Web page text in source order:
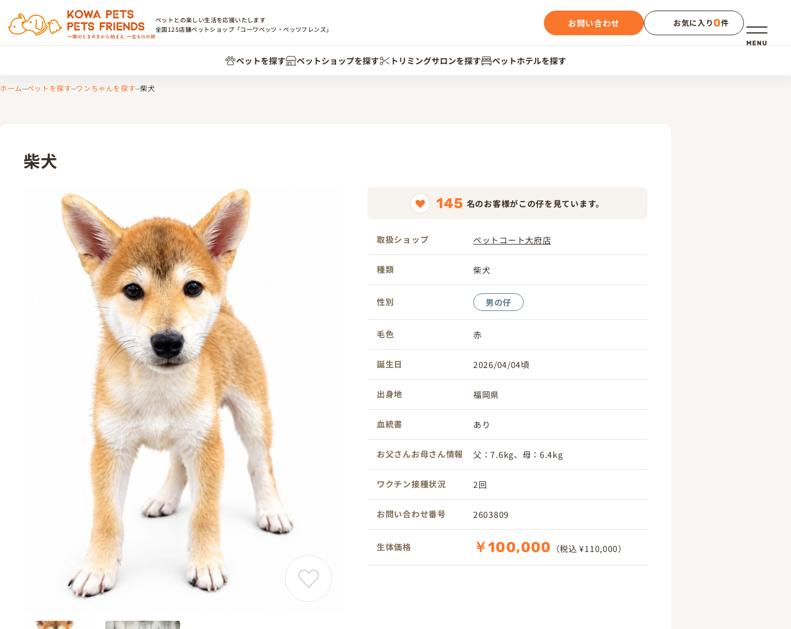
メニュー
MENU
ペットとの楽しい生活を応援いたします
全国125店舗ペットショップ「コーワペッツ・ペッツフレンズ」
お問い合わせ お気に入り0件
ペットを探す ペットショップを探す トリミングサロンを探す ペットホテルを探す
ホーム ペットを探す ワンちゃんを探す 柴犬
柴犬
145 名のお客様がこの仔を見ています。
取扱ショップ ペットコート大府店
種類 柴犬
性別 男の仔
毛色 赤
誕生日 2026/04/04頃
出身地 福岡県
血統書 あり
お父さんお母さん情報 父：7.6kg、母：6.4kg
ワクチン接種状況 2回
お問い合わせ番号 2603809
生体価格 ￥100,000 （税込 ¥110,000）